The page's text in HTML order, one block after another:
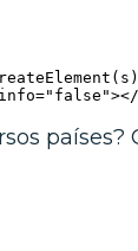
países?